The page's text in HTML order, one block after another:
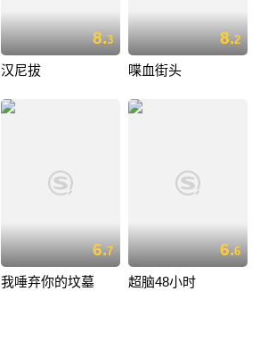
8.3
汉尼拔
8.2
喋血街头
6.7
我唾弃你的坟墓
6.6
超脑48小时